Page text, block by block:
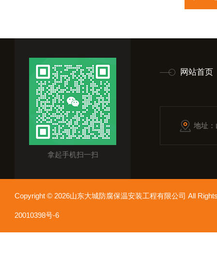
拿起手机扫一扫
网站首页
地址
Copyright © 2026山东大城防腐保温安装工程有限公司 All
20010398号-6